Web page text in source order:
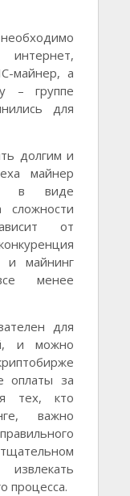
интернет,
майнер, а
– группе
для
долгим и
майнер
в виде
от
и майнинг
менее
для
и можно
оплаты за
тех, кто
важно
процесса.